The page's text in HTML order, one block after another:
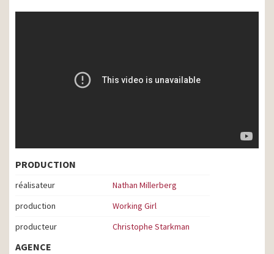
PRODUCTION
réalisateur
Nathan Millerberg
production
Working Girl
producteur
Christophe Starkman
AGENCE